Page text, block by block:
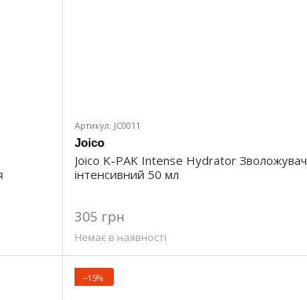
Артикул: JC0011
Joico
Joico K-PAK Intense Hydrator Зволожувач
інтенсивний 50 мл
305 грн
Немає в наявності
−15%